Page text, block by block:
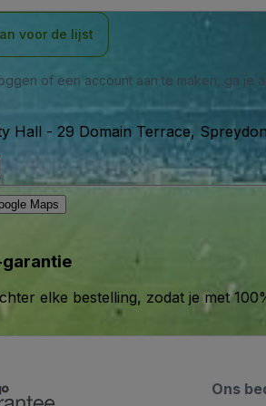
voor de lijst
of een account aan te maken, ga je
Hall - 29 Domain Terrace,
Maps
elke bestelling, zodat je met
Ons